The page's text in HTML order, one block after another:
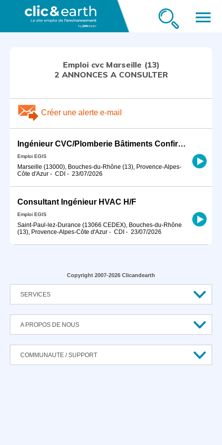
menu
Emploi cvc Marseille (13)
2 ANNONCES A CONSULTER
Créer une alerte e-mail
Ingénieur CVC/Plomberie Bâtiments Confirmé H/F
Emploi EGIS
Marseille (13000), Bouches-du-Rhône (13), Provence-Alpes-
Côte d'Azur - CDI - 23/07/2026
Consultant Ingénieur HVAC H/F
Emploi EGIS
Saint-Paul-lez-Durance (13066 CEDEX), Bouches-du-Rhône
(13), Provence-Alpes-Côte d'Azur - CDI - 23/07/2026
Copyright 2007-2026 Clicandearth
SERVICES
A PROPOS DE NOUS
COMMUNAUTE / SUPPORT